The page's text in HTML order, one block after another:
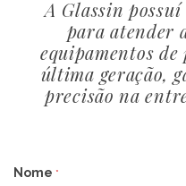
A Glassin
para atender
equipamentos
última geração,
precisão na
Nome *